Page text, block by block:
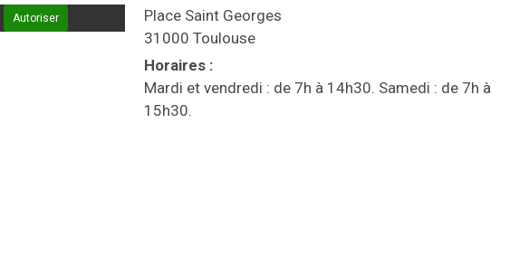
Autoriser
Place Saint Georges
31000 Toulouse
Horaires :
Mardi et vendredi : de 7h à 14h30. Samedi : de 7h à
15h30.